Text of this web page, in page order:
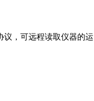
议，可远程读取仪器的运